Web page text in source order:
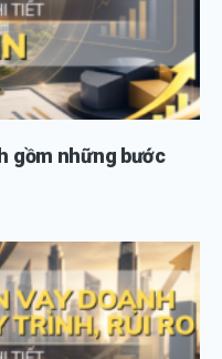
gồm những bước